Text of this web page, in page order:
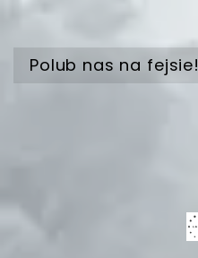
Polub nas na fejsie!